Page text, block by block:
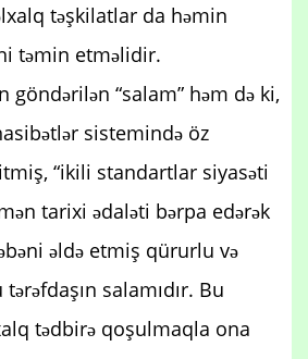
təşkilatlar da həmin
təmin etməlidir.
göndərilən “salam” həm də ki,
sistemində öz
“ikili standartlar siyasəti
tarixi ədaləti bərpa edərək
əldə etmiş qürurlu və
salamıdır. Bu
tədbirə qoşulmaqla ona